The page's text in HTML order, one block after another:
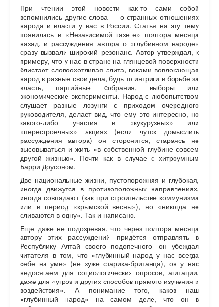
При чтении этой новости как-то сами собой
вспомнились другие слова — о странных отношениях
народа и власти у нас в России. Статья на эту тему
появилась в «Независимой газете» полтора месяца
назад, и рассуждения автора о «глубинном народе»
сразу вызвали широкий резонанс. Автор утверждал, к
примеру, что у нас в стране на глянцевой поверхности
блистает словоохотливая элита, веками вовлекающая
народ в разные свои дела, будь то интриги в борьбе за
власть, партийные cобрания, выборы или
экономические эксперименты. Народ с любопытством
слушает разные лозунги с приходом очередного
руководителя, делает вид, что ему это интересно, но
какого-либо участия в «кукурузных» или
«перестроечных» акциях (если чуток домыслить
рассуждения автора) он сторонится, стараясь не
высовываться и жить «в собственной глубине совсем
другой жизнью». Почти как в случае с хитроумным
Барри Доусоном.
Две национальные жизни, пустопорожняя и глубокая,
иногда движутся в противоположных направлениях,
иногда совпадают (как при строительстве коммунизма
или в период «крымской весны»), но «никогда не
сливаются в одну». Так и написано.
Еще даже не подозревая, что через полтора месяца
автору этих рассуждений придётся отправлять в
Республику Алтай своего подопечного, он убеждал
читателя в том, что «глубинный народ у нас всегда
себе на уме» (не хуже старика-британца), он у нас
недосягаем для социологических опросов, агитации,
даже для «угроз и других способов прямого изучения и
воздействия». А понимание того, каков наш
«глубинный народ» на самом деле, что он в